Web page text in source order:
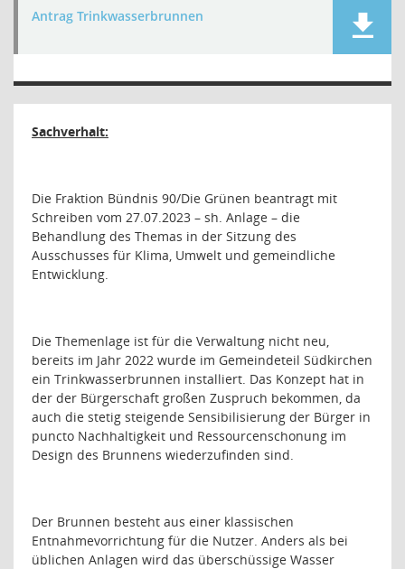
Antrag Trinkwasserbrunnen
Sachverhalt:
Die Fraktion Bündnis 90/Die Grünen beantragt mit
Schreiben vom 27.07.2023 – sh. Anlage – die
Behandlung des Themas in der Sitzung des
Ausschusses für Klima, Umwelt und gemeindliche
Entwicklung.
Die Themenlage ist für die Verwaltung nicht neu,
bereits im Jahr 2022 wurde im Gemeindeteil Südkirchen
ein Trinkwasserbrunnen installiert. Das Konzept hat in
der der Bürgerschaft großen Zuspruch bekommen, da
auch die stetig steigende Sensibilisierung der Bürger in
puncto Nachhaltigkeit und Ressourcenschonung im
Design des Brunnens wiederzufinden sind.
Der Brunnen besteht aus einer klassischen
Entnahmevorrichtung für die Nutzer. Anders als bei
üblichen Anlagen wird das überschüssige Wasser